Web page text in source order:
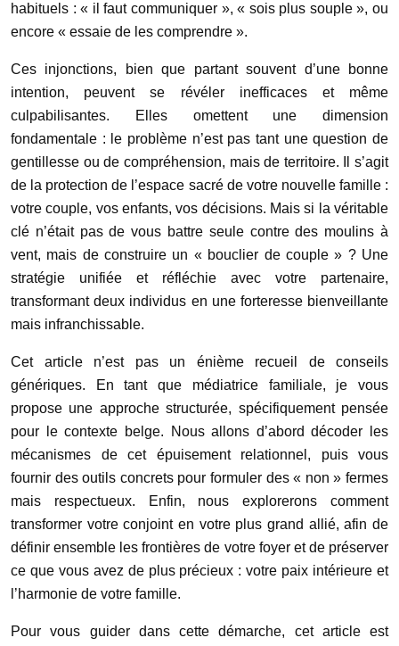
habituels : « il faut communiquer », « sois plus souple », ou
encore « essaie de les comprendre ».
Ces injonctions, bien que partant souvent d’une bonne
intention, peuvent se révéler inefficaces et même
culpabilisantes. Elles omettent une dimension
fondamentale : le problème n’est pas tant une question de
gentillesse ou de compréhension, mais de territoire. Il s’agit
de la protection de l’espace sacré de votre nouvelle famille :
votre couple, vos enfants, vos décisions. Mais si la véritable
clé n’était pas de vous battre seule contre des moulins à
vent, mais de construire un « bouclier de couple » ? Une
stratégie unifiée et réfléchie avec votre partenaire,
transformant deux individus en une forteresse bienveillante
mais infranchissable.
Cet article n’est pas un énième recueil de conseils
génériques. En tant que médiatrice familiale, je vous
propose une approche structurée, spécifiquement pensée
pour le contexte belge. Nous allons d’abord décoder les
mécanismes de cet épuisement relationnel, puis vous
fournir des outils concrets pour formuler des « non » fermes
mais respectueux. Enfin, nous explorerons comment
transformer votre conjoint en votre plus grand allié, afin de
définir ensemble les frontières de votre foyer et de préserver
ce que vous avez de plus précieux : votre paix intérieure et
l’harmonie de votre famille.
Pour vous guider dans cette démarche, cet article est